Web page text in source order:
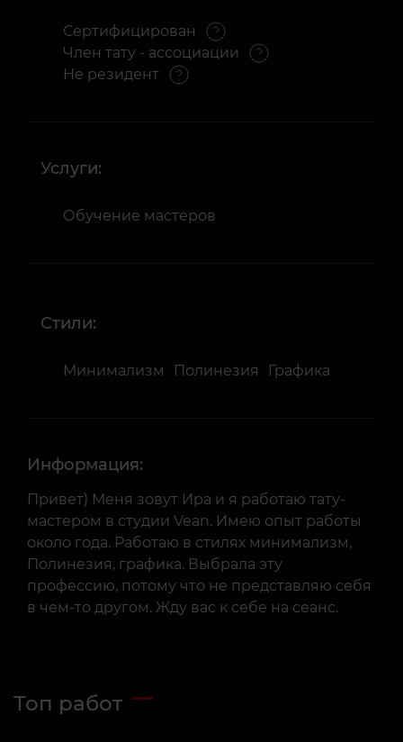
Сертифицирован
Член тату - ассоциации
Не резидент
Услуги:
Обучение мастеров
Стили:
Минимализм Полинезия Графика
Информация:
Привет) Меня зовут Ира и я работаю тату-
мастером в студии Vean. Имею опыт работы
около года. Работаю в стилях минимализм,
Полинезия, графика. Выбрала эту
профессию, потому что не представляю себя
в чем-то другом. Жду вас к себе на сеанс.
Топ работ